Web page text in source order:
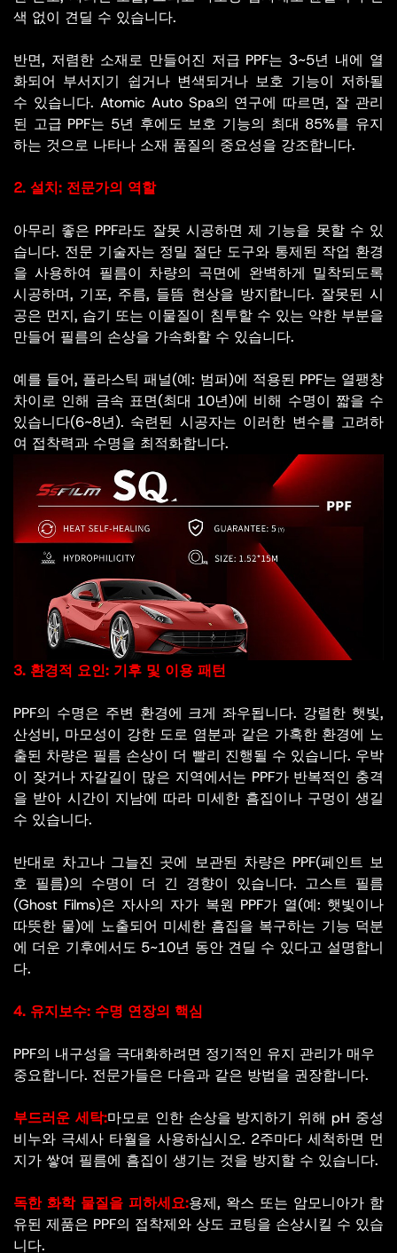
색 없이 견딜 수 있습니다.
반면, 저렴한 소재로 만들어진 저급 PPF는 3~5년 내에 열
화되어 부서지기 쉽거나 변색되거나 보호 기능이 저하될
수 있습니다. Atomic Auto Spa의 연구에 따르면, 잘 관리
된 고급 PPF는 5년 후에도 보호 기능의 최대 85%를 유지
하는 것으로 나타나 소재 품질의 중요성을 강조합니다.
2. 설치: 전문가의 역할
아무리 좋은 PPF라도 잘못 시공하면 제 기능을 못할 수 있
습니다. 전문 기술자는 정밀 절단 도구와 통제된 작업 환경
을 사용하여 필름이 차량의 곡면에 완벽하게 밀착되도록
시공하며, 기포, 주름, 들뜸 현상을 방지합니다. 잘못된 시
공은 먼지, 습기 또는 이물질이 침투할 수 있는 약한 부분을
만들어 필름의 손상을 가속화할 수 있습니다.
예를 들어, 플라스틱 패널(예: 범퍼)에 적용된 PPF는 열팽창
차이로 인해 금속 표면(최대 10년)에 비해 수명이 짧을 수
있습니다(6~8년). 숙련된 시공자는 이러한 변수를 고려하
여 접착력과 수명을 최적화합니다.
3. 환경적 요인: 기후 및 이용 패턴
PPF의 수명은 주변 환경에 크게 좌우됩니다. 강렬한 햇빛,
산성비, 마모성이 강한 도로 염분과 같은 가혹한 환경에 노
출된 차량은 필름 손상이 더 빨리 진행될 수 있습니다. 우박
이 잦거나 자갈길이 많은 지역에서는 PPF가 반복적인 충격
을 받아 시간이 지남에 따라 미세한 흠집이나 구멍이 생길
수 있습니다.
반대로 차고나 그늘진 곳에 보관된 차량은 PPF(페인트 보
호 필름)의 수명이 더 긴 경향이 있습니다. 고스트 필름
(Ghost Films)은 자사의 자가 복원 PPF가 열(예: 햇빛이나
따뜻한 물)에 노출되어 미세한 흠집을 복구하는 기능 덕분
에 더운 기후에서도 5~10년 동안 견딜 수 있다고 설명합니
다.
4. 유지보수: 수명 연장의 핵심
PPF의 내구성을 극대화하려면 정기적인 유지 관리가 매우
중요합니다. 전문가들은 다음과 같은 방법을 권장합니다.
부드러운 세탁:마모로 인한 손상을 방지하기 위해 pH 중성
비누와 극세사 타월을 사용하십시오. 2주마다 세척하면 먼
지가 쌓여 필름에 흠집이 생기는 것을 방지할 수 있습니다.
독한 화학 물질을 피하세요:용제, 왁스 또는 암모니아가 함
유된 제품은 PPF의 접착제와 상도 코팅을 손상시킬 수 있습
니다.